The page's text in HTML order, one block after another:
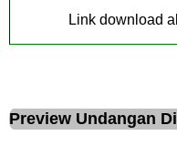
Link download
Preview Undangan